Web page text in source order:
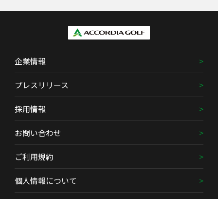
企業情報
プレスリリース
採用情報
お問い合わせ
ご利用規約
個人情報について